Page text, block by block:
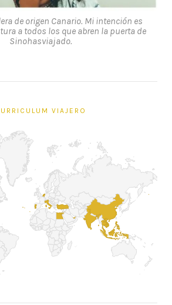
de origen Canario. Mi intención es
a todos los que abren la puerta de
Sinohasviajado.
VIAJERO